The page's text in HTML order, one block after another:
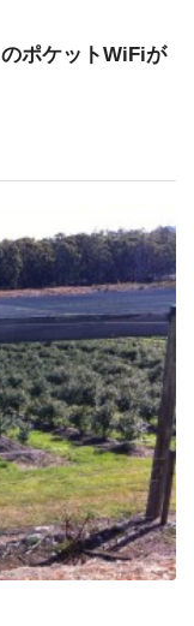
ポケットWiFiが